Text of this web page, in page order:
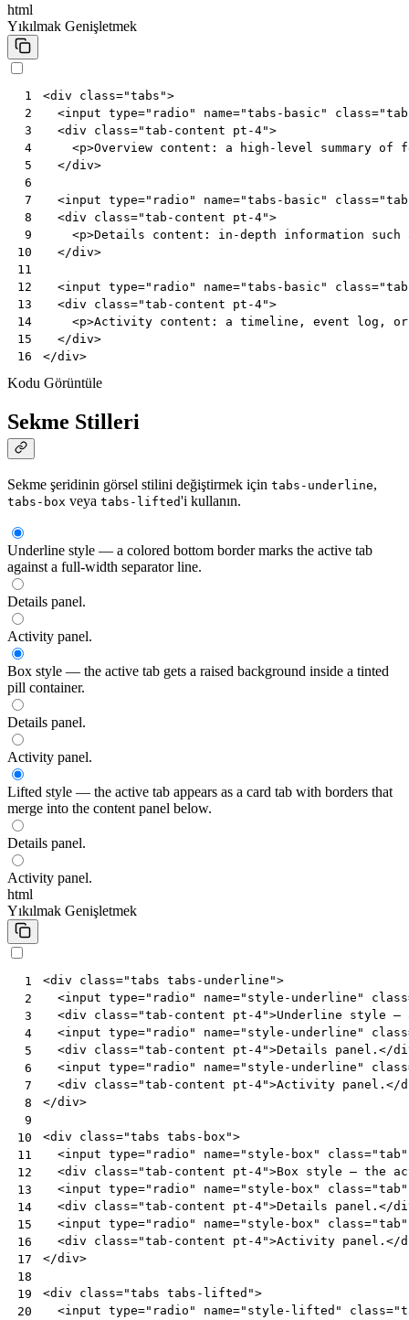
html
Yıkılmak Genişletmek
1
2
3
4
5
6
7
8
9
10
11
12
13
14
15
16
<div class="tabs">
<input type="radio" name="tabs-basic" class=
<div class="tab-content pt-4">
<p>Overview content: a high-level summary
</div>
<input type="radio" name="tabs-basic" class=
<div class="tab-content pt-4">
<p>Details content: in-depth information such
</div>
<input type="radio" name="tabs-basic" class=
<div class="tab-content pt-4">
<p>Activity content: a timeline, event log,
</div>
</div>
Kodu Görüntüle
Sekme Stilleri
Sekme şeridinin görsel stilini değiştirmek için tabs-underline,
tabs-box veya tabs-lifted'i kullanın.
Underline style — a colored bottom border marks the active tab
against a full-width separator line.
Details panel.
Activity panel.
Box style — the active tab gets a raised background inside a tinted
pill container.
Details panel.
Activity panel.
Lifted style — the active tab appears as a card tab with borders that
merge into the content panel below.
Details panel.
Activity panel.
html
Yıkılmak Genişletmek
1
2
3
4
5
6
7
8
9
10
11
12
13
14
15
16
17
18
19
20
<div class="tabs tabs-underline">
<input type="radio" name="style-underline" class
<div class="tab-content pt-4">Underline style —
<input type="radio" name="style-underline" class
<div class="tab-content pt-4">Details panel. </
<input type="radio" name="style-underline" class
<div class="tab-content pt-4">Activity panel. </
</div>
<div class="tabs tabs-box">
<input type="radio" name="style-box" class="tab"
<div class="tab-content pt-4">Box style — the
<input type="radio" name="style-box" class="tab"
<div class="tab-content pt-4">Details panel. </
<input type="radio" name="style-box" class="tab"
<div class="tab-content pt-4">Activity panel. </
</div>
<div class="tabs tabs-lifted">
<input type="radio" name="style-lifted" class=